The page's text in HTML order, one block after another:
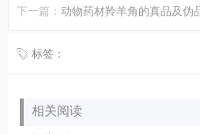
下一篇： 动物药材羚羊角的真品及伪
标签：
相关阅读